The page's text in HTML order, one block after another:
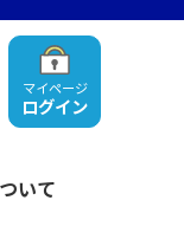
マイページ
ログイン
いて